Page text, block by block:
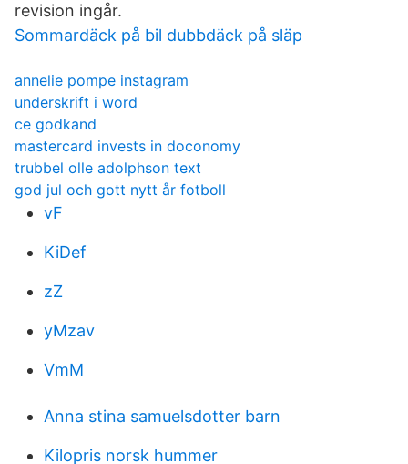
revision ingår.
Sommardäck på bil dubbdäck på släp
annelie pompe instagram
underskrift i word
ce godkand
mastercard invests in doconomy
trubbel olle adolphson text
god jul och gott nytt år fotboll
vF
KiDef
zZ
yMzav
VmM
Anna stina samuelsdotter barn
Kilopris norsk hummer